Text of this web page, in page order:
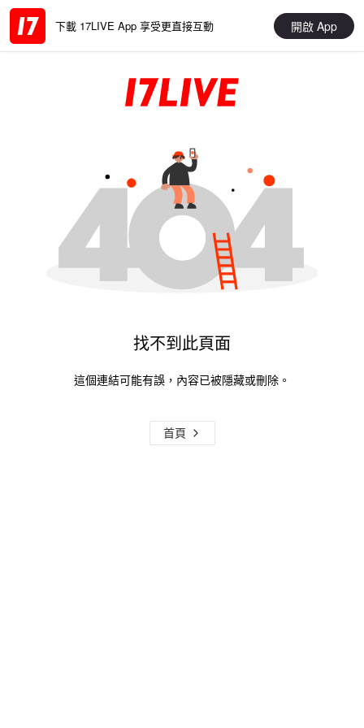
下載 17LIVE App 享受更直接互動 開啟 App
找不到此頁面
這個連結可能有誤，內容已被隱藏或刪除。
首頁